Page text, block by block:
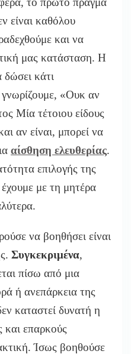
είναι καθόλου
και να
μας κατάσταση. Η
κάτι
γνωρίζουμε, «Ουκ αν
Μία τέτοιου είδους
αν είναι, μπορεί να
αίσθηση ελευθερίας.
επιλογής της
με τη μητέρα
να βοηθήσει είναι
Συγκεκριμένα,
πίσω από μια
ή ανεπάρκεια της
καταστεί δυνατή η
και επαρκούς
Ίσως βοηθούσε